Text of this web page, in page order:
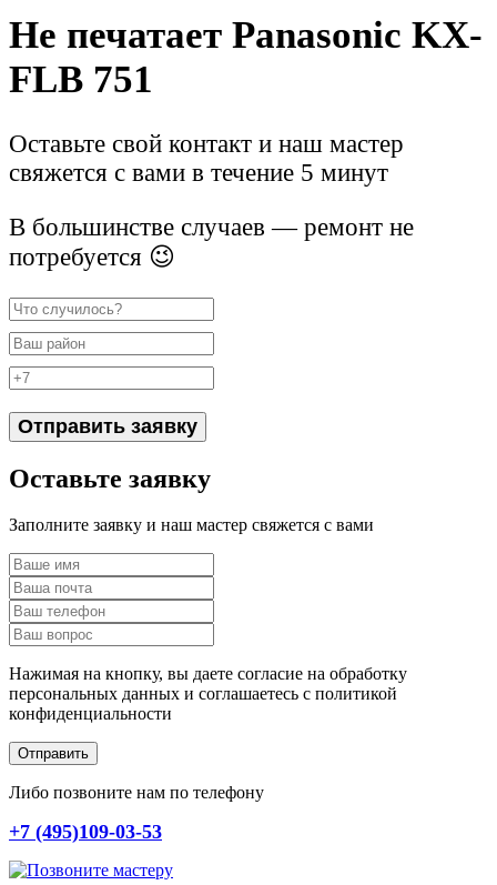
Не печатает Panasonic KX-
FLB 751
Оставьте свой контакт и наш мастер
свяжется с вами в течение 5 минут
В большинстве случаев — ремонт не
потребуется 😉
Отправить заявку
Оставьте заявку
Заполните заявку и наш мастер свяжется с вами
Нажимая на кнопку, вы даете согласие на обработку
персональных данных и соглашаетесь c политикой
конфиденциальности
Отправить
Либо позвоните нам по телефону
+7 (495)109-03-53